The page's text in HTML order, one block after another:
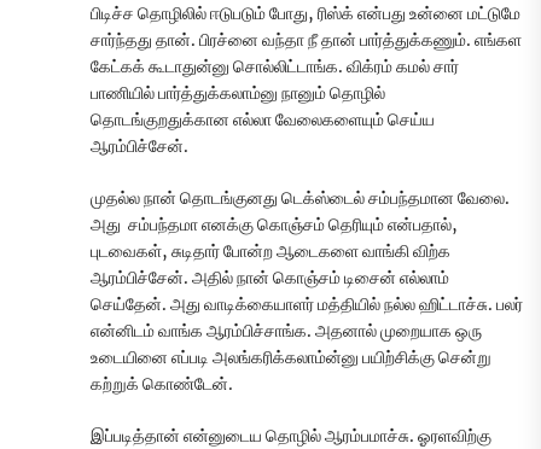
பிடிச்ச தொழிலில் ஈடுபடும் போது, ரிஸ்க் என்பது உன்னை மட்டுமே
சார்ந்தது தான். பிரச்னை வந்தா நீ தான் பார்த்துக்கணும். எங்கள
கேட்கக் கூடாதுன்னு சொல்லிட்டாங்க. விக்ரம் கமல் சார்
பாணியில் பார்த்துக்கலாம்னு நானும் தொழில்
தொடங்குறதுக்கான எல்லா வேலைகளையும் செய்ய
ஆரம்பிச்சேன்.
முதல்ல நான் தொடங்குனது டெக்ஸ்டைல் சம்பந்தமான வேலை.
அது சம்பந்தமா எனக்கு கொஞ்சம் தெரியும் என்பதால்,
புடவைகள், சுடிதார் போன்ற ஆடைகளை வாங்கி விற்க
ஆரம்பிச்சேன். அதில் நான் கொஞ்சம் டிசைன் எல்லாம்
செய்தேன். அது வாடிக்கையாளர் மத்தியில் நல்ல ஹிட்டாச்சு. பலர்
என்னிடம் வாங்க ஆரம்பிச்சாங்க. அதனால் முறையாக ஒரு
உடையினை எப்படி அலங்கரிக்கலாம்ன்னு பயிற்சிக்கு சென்று
கற்றுக் கொண்டேன்.
இப்படித்தான் என்னுடைய தொழில் ஆரம்பமாச்சு. ஓரளவிற்கு